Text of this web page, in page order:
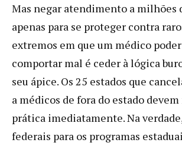
Mas negar atendimento a milhões
apenas para se proteger contra
extremos em que um médico
comportar mal é ceder à lógica
seu ápice. Os 25 estados que
a médicos de fora do estado
prática imediatamente. Na
federais para os programas